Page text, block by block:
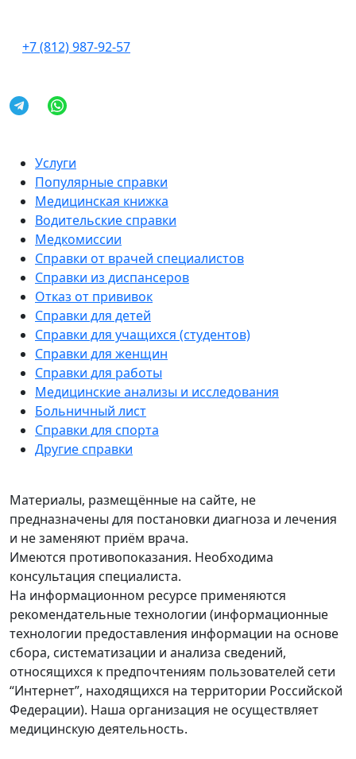
Услуги
Популярные справки
Медицинская книжка
Водительские справки
Медкомиссии
Справки от врачей специалистов
Справки из диспансеров
Отказ от прививок
Справки для детей
Справки для учащихся (студентов)
Справки для женщин
Справки для работы
Медицинские анализы и исследования
Больничный лист
Справки для спорта
Другие справки
+7 (812) 987-92-57
Материалы, размещённые на сайте, не
предназначены для постановки диагноза и лечения
и не заменяют приём врача.
Имеются противопоказания. Необходима
консультация специалиста.
На информационном ресурсе применяются
рекомендательные технологии (информационные
технологии предоставления информации на основе
сбора, систематизации и анализа сведений,
относящихся к предпочтениям пользователей сети
“Интернет”, находящихся на территории Российской
Федерации). Наша организация не осуществляет
медицинскую деятельность.